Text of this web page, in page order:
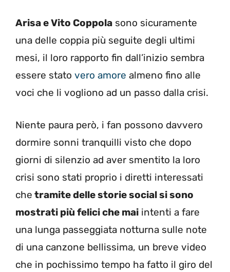
Arisa e Vito Coppola sono sicuramente
una delle coppia più seguite degli ultimi
mesi, il loro rapporto fin dall’inizio sembra
essere stato vero amore almeno fino alle
voci che li vogliono ad un passo dalla crisi.
Niente paura però, i fan possono davvero
dormire sonni tranquilli visto che dopo
giorni di silenzio ad aver smentito la loro
crisi sono stati proprio i diretti interessati
che tramite delle storie social si sono
mostrati più felici che mai intenti a fare
una lunga passeggiata notturna sulle note
di una canzone bellissima, un breve video
che in pochissimo tempo ha fatto il giro del